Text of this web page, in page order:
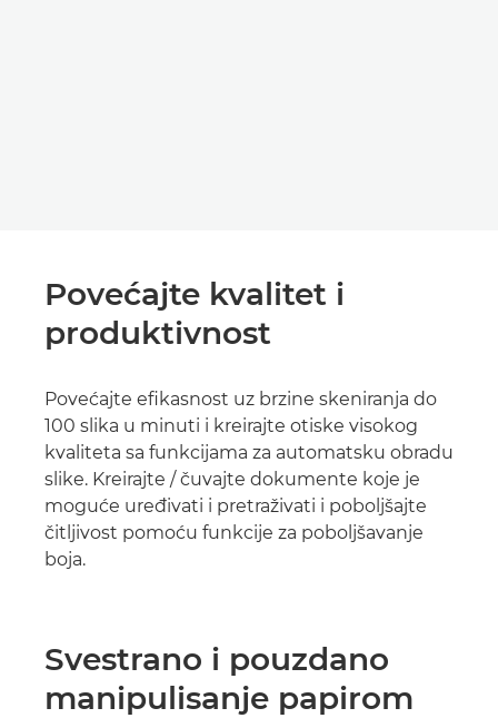
Povećajte kvalitet i
produktivnost
Povećajte efikasnost uz brzine skeniranja do
100 slika u minuti i kreirajte otiske visokog
kvaliteta sa funkcijama za automatsku obradu
slike. Kreirajte / čuvajte dokumente koje je
moguće uređivati i pretraživati i poboljšajte
čitljivost pomoću funkcije za poboljšavanje
boja.
Svestrano i pouzdano
manipulisanje papirom